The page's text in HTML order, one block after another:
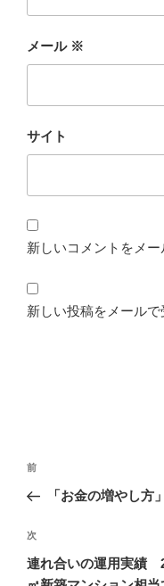
メール ※
サイト
新しいコメントをメー
新しい投稿をメールで
投
ナ
ビ
ゲ
前
の
稿
前
「お金の増やし方
次
の
投
次
連れ合いの運用実績